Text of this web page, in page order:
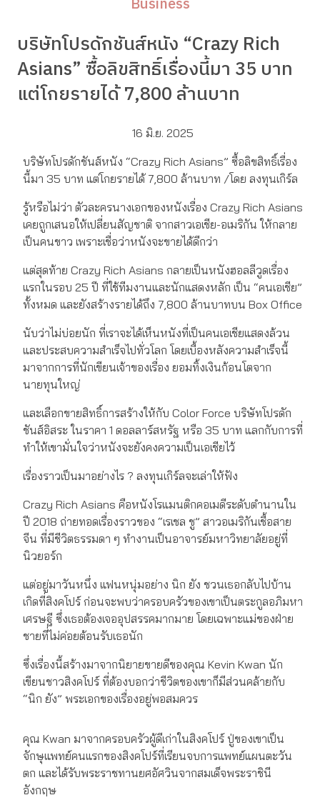
Business
บริษัทโปรดักชันส์หนัง “Crazy Rich
Asians” ซื้อลิขสิทธิ์เรื่องนี้มา 35 บาท
แต่โกยรายได้ 7,800 ล้านบาท
16 มิ.ย. 2025
บริษัทโปรดักชันส์หนัง “Crazy Rich Asians” ซื้อลิขสิทธิ์เรื่อง
นี้มา 35 บาท แต่โกยรายได้ 7,800 ล้านบาท /โดย ลงทุนเกิร์ล
รู้หรือไม่ว่า ตัวละครนางเอกของหนังเรื่อง Crazy Rich Asians
เคยถูกเสนอให้เปลี่ยนสัญชาติ จากสาวเอเชีย-อเมริกัน ให้กลาย
เป็นคนขาว เพราะเชื่อว่าหนังจะขายได้ดีกว่า
แต่สุดท้าย Crazy Rich Asians กลายเป็นหนังฮอลลีวูดเรื่อง
แรกในรอบ 25 ปี ที่ใช้ทีมงานและนักแสดงหลัก เป็น “คนเอเชีย”
ทั้งหมด และยังสร้างรายได้ถึง 7,800 ล้านบาทบน Box Office
นับว่าไม่บ่อยนัก ที่เราจะได้เห็นหนังที่เป็นคนเอเชียแสดงล้วน
และประสบความสำเร็จไปทั่วโลก โดยเบื้องหลังความสำเร็จนี้
มาจากการที่นักเขียนเจ้าของเรื่อง ยอมทิ้งเงินก้อนโตจาก
นายทุนใหญ่
และเลือกขายสิทธิ์การสร้างให้กับ Color Force บริษัทโปรดัก
ชันส์อิสระ ในราคา 1 ดอลลาร์สหรัฐ หรือ 35 บาท แลกกับการที่
ทำให้เขามั่นใจว่าหนังจะยังคงความเป็นเอเชียไว้
เรื่องราวเป็นมาอย่างไร ? ลงทุนเกิร์ลจะเล่าให้ฟัง
Crazy Rich Asians คือหนังโรแมนติกคอเมดีระดับตำนานใน
ปี 2018 ถ่ายทอดเรื่องราวของ “เรเชล ชู” สาวอเมริกันเชื้อสาย
จีน ที่มีชีวิตธรรมดา ๆ ทำงานเป็นอาจารย์มหาวิทยาลัยอยู่ที่
นิวยอร์ก
แต่อยู่มาวันหนึ่ง แฟนหนุ่มอย่าง นิก ยัง ชวนเธอกลับไปบ้าน
เกิดที่สิงคโปร์ ก่อนจะพบว่าครอบครัวของเขาเป็นตระกูลอภิมหา
เศรษฐี ซึ่งเธอต้องเจออุปสรรคมากมาย โดยเฉพาะแม่ของฝ่าย
ชายที่ไม่ค่อยต้อนรับเธอนัก
ซึ่งเรื่องนี้สร้างมาจากนิยายขายดีของคุณ Kevin Kwan นัก
เขียนชาวสิงคโปร์ ที่ต้องบอกว่าชีวิตของเขาก็มีส่วนคล้ายกับ
“นิก ยัง” พระเอกของเรื่องอยู่พอสมควร
คุณ Kwan มาจากครอบครัวผู้ดีเก่าในสิงคโปร์ ปู่ของเขาเป็น
จักษุแพทย์คนแรกของสิงคโปร์ที่เรียนจบการแพทย์แผนตะวัน
ตก และได้รับพระราชทานยศอัศวินจากสมเด็จพระราชินี
อังกฤษ